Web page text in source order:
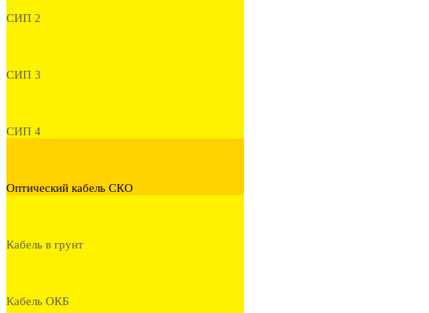
СИП 2
СИП 3
СИП 4
Оптический кабель СКО
Кабель в грунт
Кабель ОКБ